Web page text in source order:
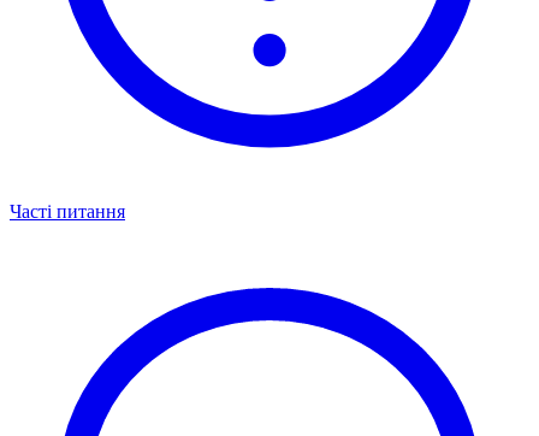
Часті питання